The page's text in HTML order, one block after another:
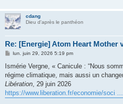
cdang
Dieu d'après le panthéon
Re: [Energie] Atom Heart Mother
M
s
a
g
lun. juin 29, 2026 5:19 pm
Ismérie Vergne, « Canicule : “Nous
régime climatique, mais aussi un
Libération, 29 juin 2026
https://www.liberation.fr/economie/soci